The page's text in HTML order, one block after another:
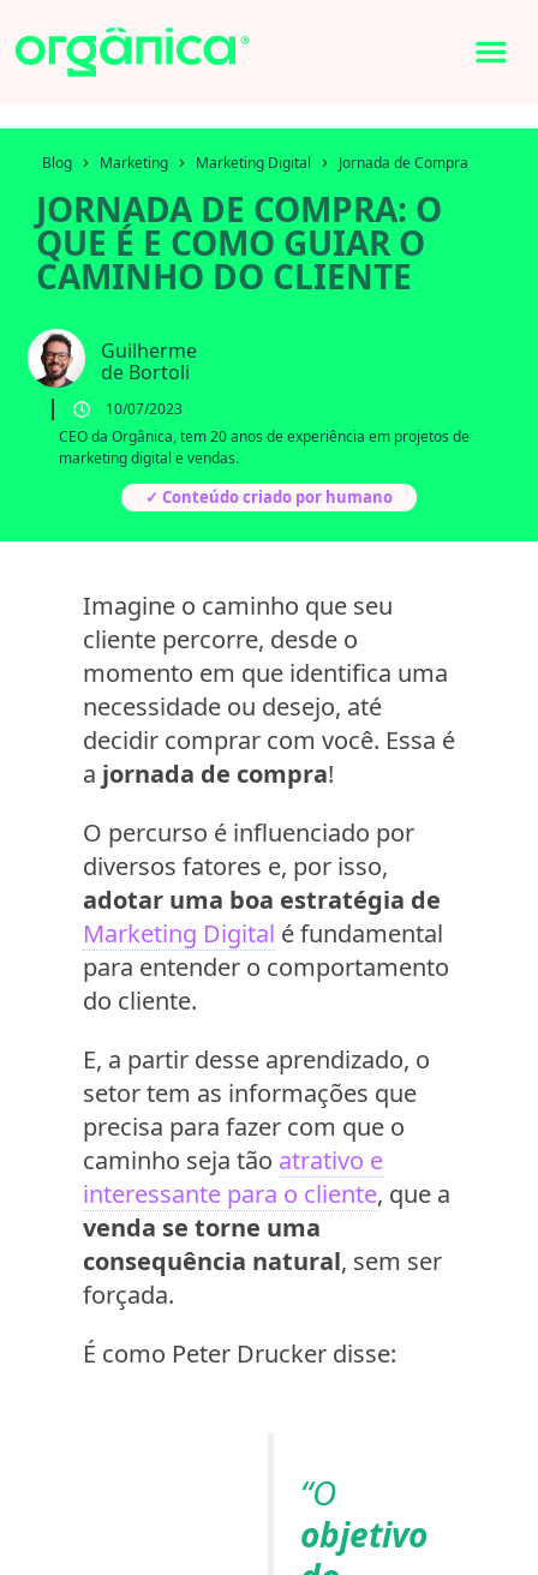
Blog › Marketing › Marketing Digital › Jornada de Compra
JORNADA DE COMPRA: O
QUE É E COMO GUIAR O
CAMINHO DO CLIENTE
Guilherme
de Bortoli
10/07/2023
CEO da Orgânica, tem 20 anos de experiência em projetos de
marketing digital e vendas.
✓ Conteúdo criado por humano
Imagine o caminho que seu
cliente percorre, desde o
momento em que identifica uma
necessidade ou desejo, até
decidir comprar com você. Essa é
a jornada de compra!
O percurso é influenciado por
diversos fatores e, por isso,
adotar uma boa estratégia de
Marketing Digital é fundamental
para entender o comportamento
do cliente.
E, a partir desse aprendizado, o
setor tem as informações que
precisa para fazer com que o
caminho seja tão atrativo e
interessante para o cliente, que a
venda se torne uma
consequência natural, sem ser
forçada.
É como Peter Drucker disse:
“O
objetivo